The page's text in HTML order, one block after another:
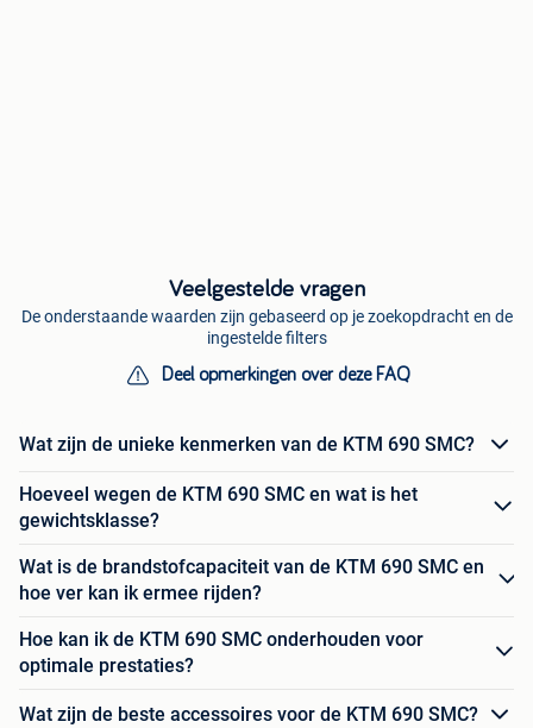
Veelgestelde vragen
De onderstaande waarden zijn gebaseerd op je zoekopdracht en de
ingestelde filters
Deel opmerkingen over deze FAQ
Wat zijn de unieke kenmerken van de KTM 690 SMC?
Hoeveel wegen de KTM 690 SMC en wat is het
gewichtsklasse?
Wat is de brandstofcapaciteit van de KTM 690 SMC en
hoe ver kan ik ermee rijden?
Hoe kan ik de KTM 690 SMC onderhouden voor
optimale prestaties?
Wat zijn de beste accessoires voor de KTM 690 SMC?